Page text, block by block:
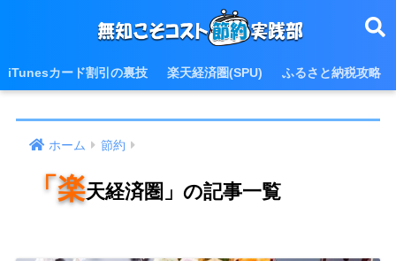
iTunesカード割引の裏技 楽天経済圏(SPU) ふるさと納税攻略
ホーム 節約
「楽天経済圏」の記事一覧